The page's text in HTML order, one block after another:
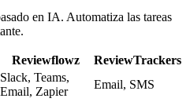
en IA. Automatiza las tareas
Reviewflowz
ReviewTrackers
Slack, Teams,
Email, Zapier
Email, SMS